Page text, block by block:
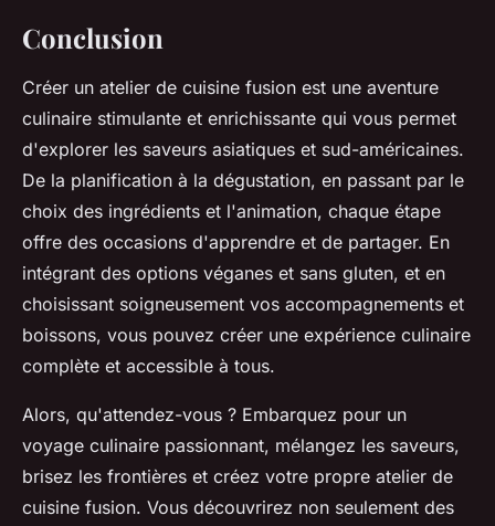
Conclusion
Créer un atelier de cuisine fusion est une aventure
culinaire stimulante et enrichissante qui vous permet
d'explorer les saveurs asiatiques et sud-américaines.
De la planification à la dégustation, en passant par le
choix des ingrédients et l'animation, chaque étape
offre des occasions d'apprendre et de partager. En
intégrant des options véganes et sans gluten, et en
choisissant soigneusement vos accompagnements et
boissons, vous pouvez créer une expérience culinaire
complète et accessible à tous.
Alors, qu'attendez-vous ? Embarquez pour un
voyage culinaire passionnant, mélangez les saveurs,
brisez les frontières et créez votre propre atelier de
cuisine fusion. Vous découvrirez non seulement des